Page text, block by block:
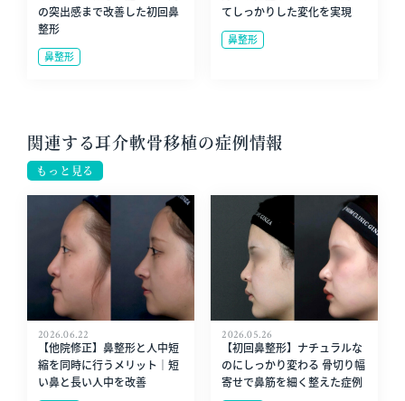
の突出感まで改善した初回鼻
整形
鼻整形
てしっかりした変化を実現
鼻整形
関連する耳介軟骨移植の症例情報
もっと見る
2026.06.22
【他院修正】鼻整形と人中短
縮を同時に行うメリット｜短
い鼻と長い人中を改善
2026.05.26
【初回鼻整形】ナチュラルな
のにしっかり変わる 骨切り幅
寄せで鼻筋を細く整えた症例